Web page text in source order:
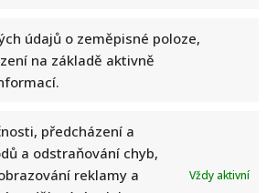
údajů o zeměpisné poloze,
na základě aktivně
předcházení a
a odstraňování chyb,
reklamy a
Vždy aktivní